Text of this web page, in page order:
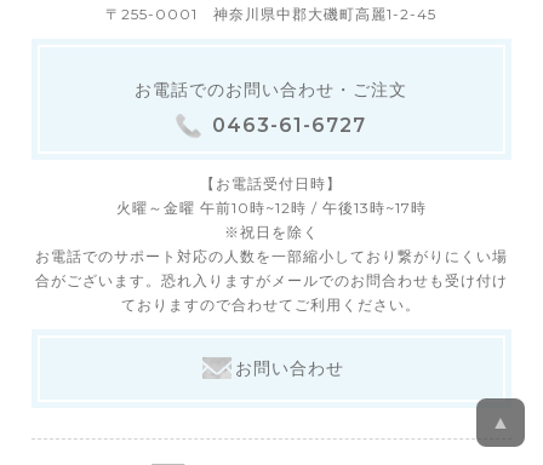
〒255-0001 神奈川県中郡大磯町高麗1-2-45
お電話でのお問い合わせ・ご注文
0463-61-6727
【お電話受付日時】
火曜～金曜 午前10時~12時 / 午後13時~17時
※祝日を除く
お電話でのサポート対応の人数を一部縮小しており繋がりにくい場
合がございます。恐れ入りますがメールでのお問合わせも受け付け
ておりますので合わせてご利用ください。
お問い合わせ
▲